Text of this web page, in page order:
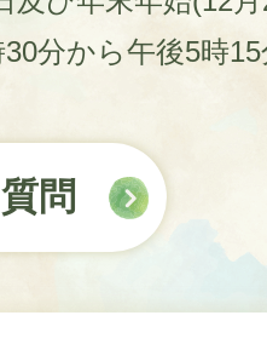
分から午後5時
問